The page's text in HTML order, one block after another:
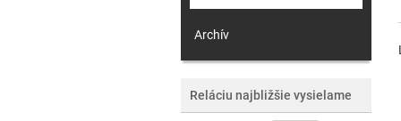
Archív
Reláciu najbližšie vysielame